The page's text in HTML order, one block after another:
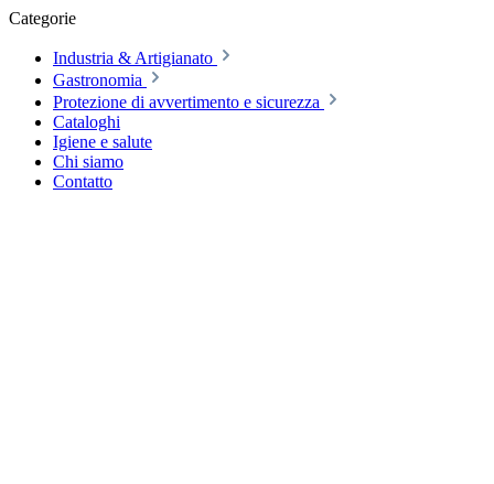
Categorie
Industria & Artigianato
Gastronomia
Protezione di avvertimento e sicurezza
Cataloghi
Igiene e salute
Chi siamo
Contatto